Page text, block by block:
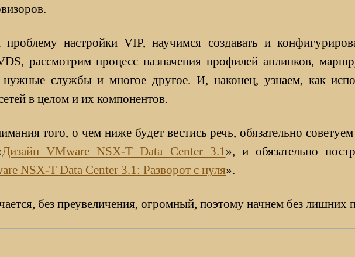
настройки VIP, научимся создавать и
рассмотрим процесс назначения профилей аплинков,
нужные службы и многое другое. И, наконец, узнаем, как
в целом и их компонентов.
того, о чем ниже будет вестись речь, обязательно
Дизайн VMware NSX-T Data Center 3.1», и обязательно
NSX-T Data Center 3.1: Разворот с нуля».
без преувеличения, огромный, поэтому начнем без лишних